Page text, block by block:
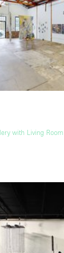
/ Café
winkelcentrum
with Living Room